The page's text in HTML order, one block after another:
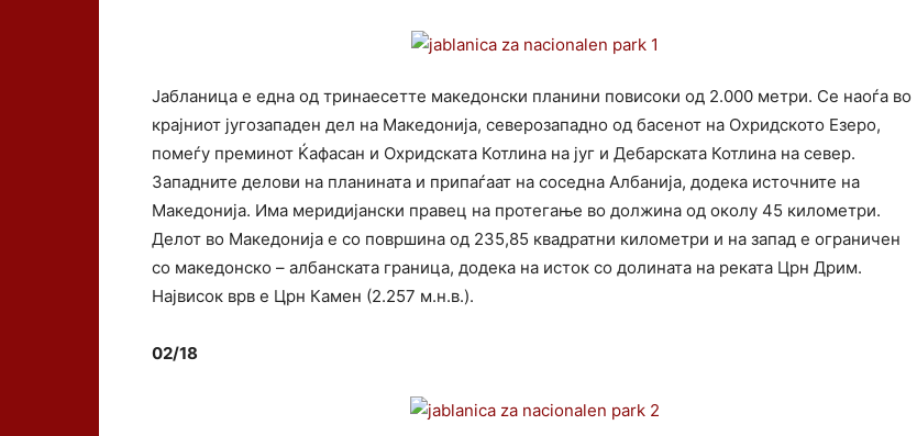
Јабланица е една од тринаесетте македонски планини повисоки од 2.000 метри. Се наоѓа во
крајниот југозападен дел на Македонија, северозападно од басенот на Охридското Езеро,
помеѓу преминот Ќафасан и Охридската Котлина на југ и Дебарската Котлина на север.
Западните делови на планината и припаѓаат на соседна Албанија, додека источните на
Македонија. Има меридијански правец на протегање во должина од околу 45 километри.
Делот во Македонија е со површина од 235,85 квадратни километри и на запад е ограничен
со македонско – албанската граница, додека на исток со долината на реката Црн Дрим.
Највисок врв е Црн Камен (2.257 м.н.в.).
02/18